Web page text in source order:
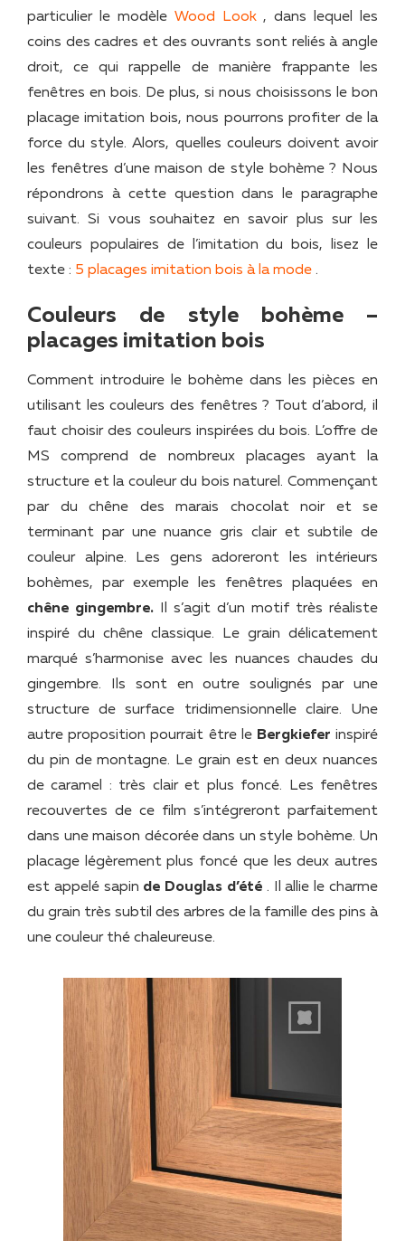
particulier le modèle Wood Look, dans lequel les
coins des cadres et des ouvrants sont reliés à angle
droit, ce qui rappelle de manière frappante les
fenêtres en bois. De plus, si nous choisissons le bon
placage imitation bois, nous pourrons profiter de la
force du style. Alors, quelles couleurs doivent avoir
les fenêtres d’une maison de style bohème ? Nous
répondrons à cette question dans le paragraphe
suivant. Si vous souhaitez en savoir plus sur les
couleurs populaires de l’imitation du bois, lisez le
texte : 5 placages imitation bois à la mode .
Couleurs de style bohème –
placages imitation bois
Comment introduire le bohème dans les pièces en
utilisant les couleurs des fenêtres ? Tout d’abord, il
faut choisir des couleurs inspirées du bois. L’offre de
MS comprend de nombreux placages ayant la
structure et la couleur du bois naturel. Commençant
par du chêne des marais chocolat noir et se
terminant par une nuance gris clair et subtile de
couleur alpine. Les gens adoreront les intérieurs
bohèmes, par exemple les fenêtres plaquées en
chêne gingembre. Il s’agit d’un motif très réaliste
inspiré du chêne classique. Le grain délicatement
marqué s’harmonise avec les nuances chaudes du
gingembre. Ils sont en outre soulignés par une
structure de surface tridimensionnelle claire. Une
autre proposition pourrait être le Bergkiefer inspiré
du pin de montagne. Le grain est en deux nuances
de caramel : très clair et plus foncé. Les fenêtres
recouvertes de ce film s’intégreront parfaitement
dans une maison décorée dans un style bohème. Un
placage légèrement plus foncé que les deux autres
est appelé sapin de Douglas d’été . Il allie le charme
du grain très subtil des arbres de la famille des pins à
une couleur thé chaleureuse.